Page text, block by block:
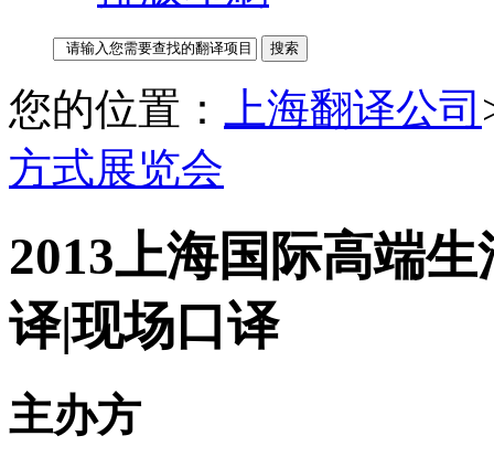
您的位置： 上海翻译公司
方式展览会
2013上海国际高端
译|现场口译
主办方